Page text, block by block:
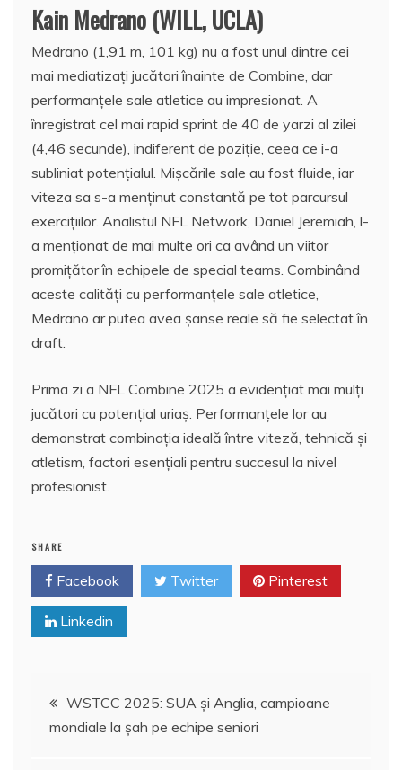
Kain Medrano (WILL, UCLA)
Medrano (1,91 m, 101 kg) nu a fost unul dintre cei
mai mediatizați jucători înainte de Combine, dar
performanțele sale atletice au impresionat. A
înregistrat cel mai rapid sprint de 40 de yarzi al zilei
(4,46 secunde), indiferent de poziție, ceea ce i-a
subliniat potențialul. Mișcările sale au fost fluide, iar
viteza sa s-a menținut constantă pe tot parcursul
exercițiilor. Analistul NFL Network, Daniel Jeremiah, l-
a menționat de mai multe ori ca având un viitor
promițător în echipele de special teams. Combinând
aceste calități cu performanțele sale atletice,
Medrano ar putea avea șanse reale să fie selectat în
draft.
Prima zi a NFL Combine 2025 a evidențiat mai mulți
jucători cu potențial uriaș. Performanțele lor au
demonstrat combinația ideală între viteză, tehnică și
atletism, factori esențiali pentru succesul la nivel
profesionist.
SHARE
Facebook Twitter Pinterest
Linkedin
Navigare
în
WSTCC 2025: SUA și Anglia, campioane
mondiale la șah pe echipe seniori